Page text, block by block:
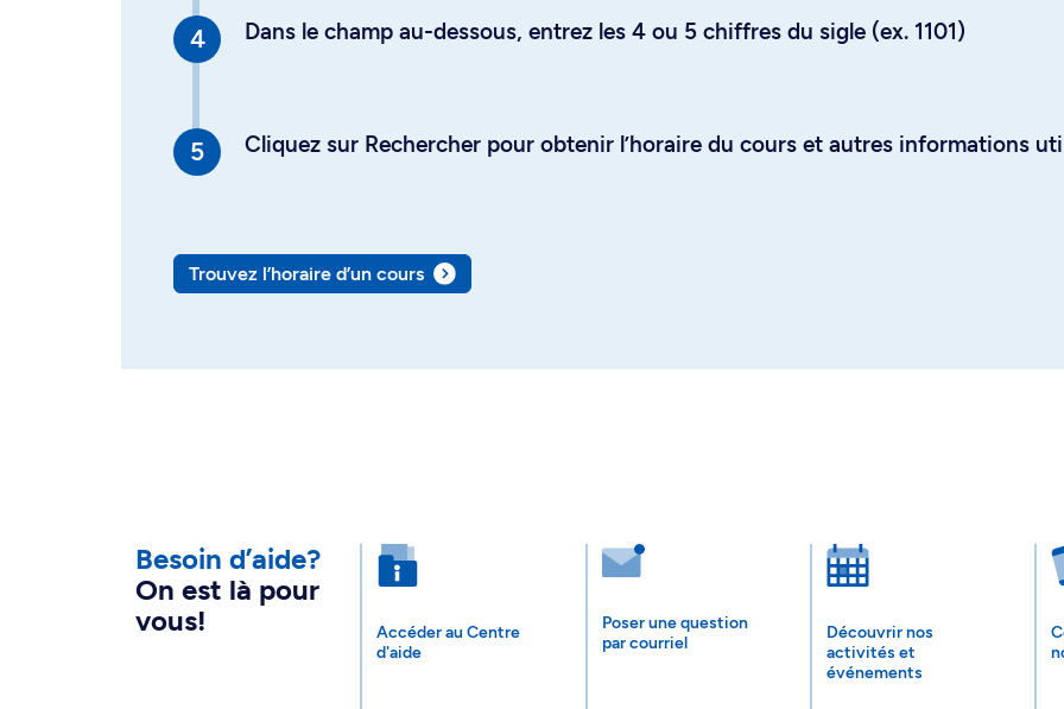
Dans le champ au-dessous, entrez les 4 ou 5 chiffres du sigle (ex. 1101)
Cliquez sur Rechercher pour obtenir l’horaire du cours et autres informations
Trouvez l’horaire d’un cours
Besoin d’aide?
On est là pour
vous!
Accéder au Centre
d'aide
Poser une question
par courriel
Découvrir nos
activités et
événements